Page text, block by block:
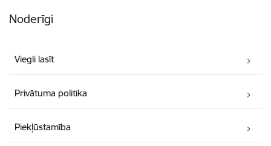
Noderīgi
Viegli lasīt
Privātuma politika
Piekļūstamība